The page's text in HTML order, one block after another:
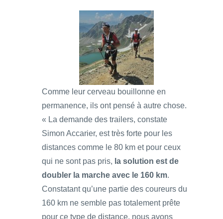
Comme leur cerveau bouillonne en
permanence, ils ont pensé à autre chose.
« La demande des trailers, constate
Simon Accarier, est très forte pour les
distances comme le 80 km et pour ceux
qui ne sont pas pris, la solution est de
doubler la marche avec le 160 km.
Constatant qu’une partie des coureurs du
160 km ne semble pas totalement prête
pour ce type de distance, nous avons